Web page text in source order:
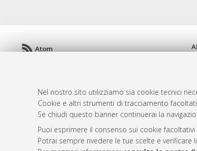
Nel nostro sito utilizziamo sia cookie tecnici
Cookie e altri strumenti di tracciamento
Se chiudi questo banner continuerai la
Puoi esprimere il consenso sui cookie
Potrai sempre rivedere le tue scelte e
Atom